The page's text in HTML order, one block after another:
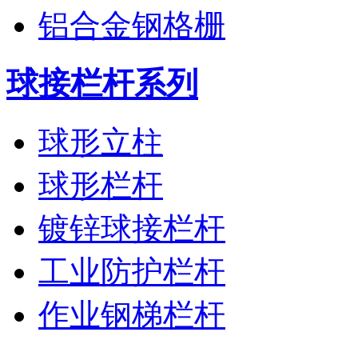
铝合金钢格栅
球接栏杆系列
球形立柱
球形栏杆
镀锌球接栏杆
工业防护栏杆
作业钢梯栏杆